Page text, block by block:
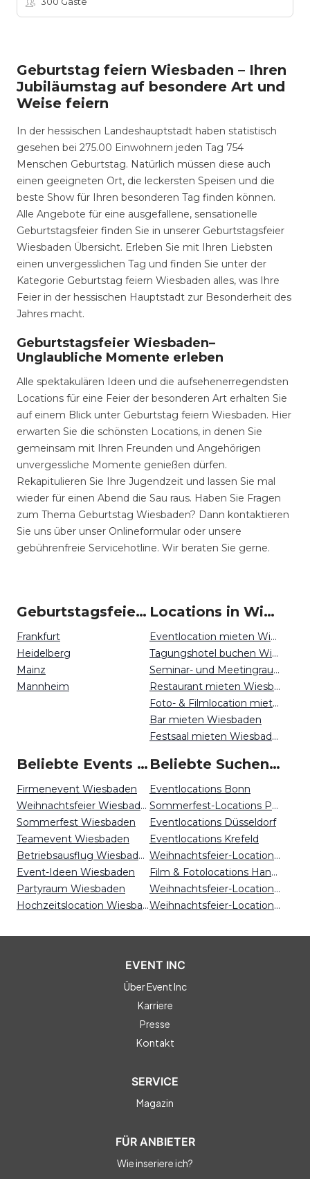
Geburtstag feiern Wiesbaden – Ihren
Jubiläumstag auf besondere Art und
Weise feiern
In der hessischen Landeshauptstadt haben statistisch
gesehen bei 275.00 Einwohnern jeden Tag 754
Menschen Geburtstag. Natürlich müssen diese auch
einen geeigneten Ort, die leckersten Speisen und die
beste Show für Ihren besonderen Tag finden können.
Alle Angebote für eine ausgefallene, sensationelle
Geburtstagsfeier finden Sie in unserer Geburtstagsfeier
Wiesbaden Übersicht. Erleben Sie mit Ihren Liebsten
einen unvergesslichen Tag und finden Sie unter der
Kategorie Geburtstag feiern Wiesbaden alles, was Ihre
Feier in der hessischen Hauptstadt zur Besonderheit des
Jahres macht.
Geburtstagsfeier Wiesbaden–
Unglaubliche Momente erleben
Alle spektakulären Ideen und die aufsehenerregendsten
Locations für eine Feier der besonderen Art erhalten Sie
auf einem Blick unter Geburtstag feiern Wiesbaden. Hier
erwarten Sie die schönsten Locations, in denen Sie
gemeinsam mit Ihren Freunden und Angehörigen
unvergessliche Momente genießen dürfen.
Rekapitulieren Sie Ihre Jugendzeit und lassen Sie mal
wieder für einen Abend die Sau raus. Haben Sie Fragen
zum Thema Geburtstag Wiesbaden? Dann kontaktieren
Sie uns über unser Onlineformular oder unsere
gebührenfreie Servicehotline. Wir beraten Sie gerne.
Geburtstagsfeiern um Wiesbaden
Frankfurt
Heidelberg
Mainz
Mannheim
Locations in Wiesbaden mieten
Eventlocation mieten Wiesbaden
Tagungshotel buchen Wiesbaden
Seminar- und Meetingraum mieten Wiesbaden
Restaurant mieten Wiesbaden
Foto- & Filmlocation mieten Wiesbaden
Bar mieten Wiesbaden
Festsaal mieten Wiesbaden
Beliebte Events in Wiesbaden
Firmenevent Wiesbaden
Weihnachtsfeier Wiesbaden
Sommerfest Wiesbaden
Teamevent Wiesbaden
Betriebsausflug Wiesbaden
Event-Ideen Wiesbaden
Partyraum Wiesbaden
Hochzeitslocation Wiesbaden
Beliebte Suchen auf Event Inc
Eventlocations Bonn
Sommerfest-Locations Potsdam
Eventlocations Düsseldorf
Eventlocations Krefeld
Weihnachtsfeier-Locations Hamburg
Film & Fotolocations Hannover
Weihnachtsfeier-Locations Osnabrück
Weihnachtsfeier-Locations Bonn
EVENT INC
Über Event Inc
Karriere
Presse
Kontakt
SERVICE
Magazin
FÜR ANBIETER
Wie inseriere ich?